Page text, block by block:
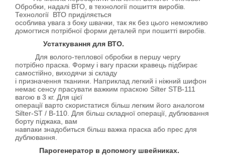
Обробки, надалі ВТО, в технології пошиття виробів.
Технології ВТО приділяється
особлива увага з боку швачки, так як без цього неможливо
домогтися потрібної форми деталей при пошитті виробів.
Устаткування для ВТО.
Для волого-теплової обробки в першу чергу
потрібно праска. Форму і вагу праски кравець підбирає
самостійно, виходячи зі складу
і призначення тканини. Наприклад легкий і ніжний шифон
немає сенсу прасувати важким праскою Silter STB-111
вагою в 3 кг. Для цієї
операції варто скористатися більш легким його аналогом
Silter-ST / B-110. Для більш складної операції, дублювання
борту піджака, вам
навпаки знадобиться більш важка праска або прес для
дублювання.
Парогенератор в допомогу швейниках.